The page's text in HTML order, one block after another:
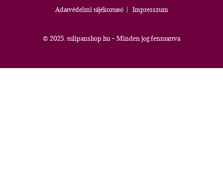
Adatvédelmi tájékoztató| Impresszum
© 2025. tulipanshop.hu – Minden jog fenntartva